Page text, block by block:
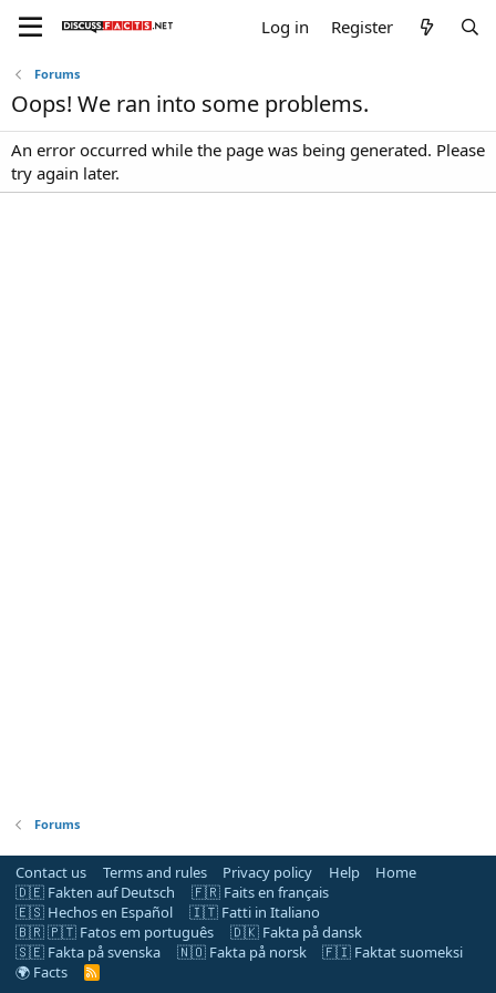
Log in Register
Forums
Oops! We ran into some problems.
An error occurred while the page was being generated. Please
try again later.
Forums
Contact us Terms and rules Privacy policy Help
Home
🇩🇪 Fakten auf Deutsch
🇫🇷 Faits en français
🇪🇸 Hechos en Español
🇮🇹 Fatti in Italiano
🇧🇷 🇵🇹 Fatos em português
🇩🇰 Fakta på dansk
🇸🇪 Fakta på svenska
🇳🇴 Fakta på norsk
🇫🇮 Faktat suomeksi
🌍 Facts
R